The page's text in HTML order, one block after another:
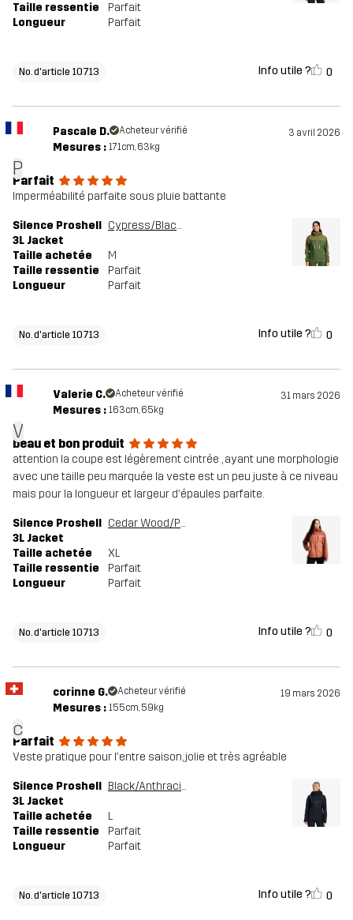
Taille ressentie
Parfait
Longueur
Parfait
No. d'article 10713 Info utile ? 0
P
Pascale D. Acheteur vérifié 3 avril 2026
Mesures : 171cm, 63kg
Parfait
Imperméabilité parfaite sous pluie battante
Silence Proshell
3L Jacket
Cypress/Black Forest
Taille achetée
M
Taille ressentie
Parfait
Longueur
Parfait
No. d'article 10713 Info utile ? 0
V
Valerie C. Acheteur vérifié 31 mars 2026
Mesures : 163cm, 65kg
beau et bon produit
attention la coupe est légèrement cintrée , ayant une morphologie
avec une taille peu marquée la veste est un peu juste à ce niveau
mais pour la longueur et largeur d'épaules parfaite.
Silence Proshell
3L Jacket
Cedar Wood/Pink Mahogany
Taille achetée
XL
Taille ressentie
Parfait
Longueur
Parfait
No. d'article 10713 Info utile ? 0
c
corinne G. Acheteur vérifié 19 mars 2026
Mesures : 155cm, 59kg
Parfait
Veste pratique pour l'entre saison, jolie et très agréable
Silence Proshell
3L Jacket
Black/Anthracite
Taille achetée
L
Taille ressentie
Parfait
Longueur
Parfait
No. d'article 10713 Info utile ? 0